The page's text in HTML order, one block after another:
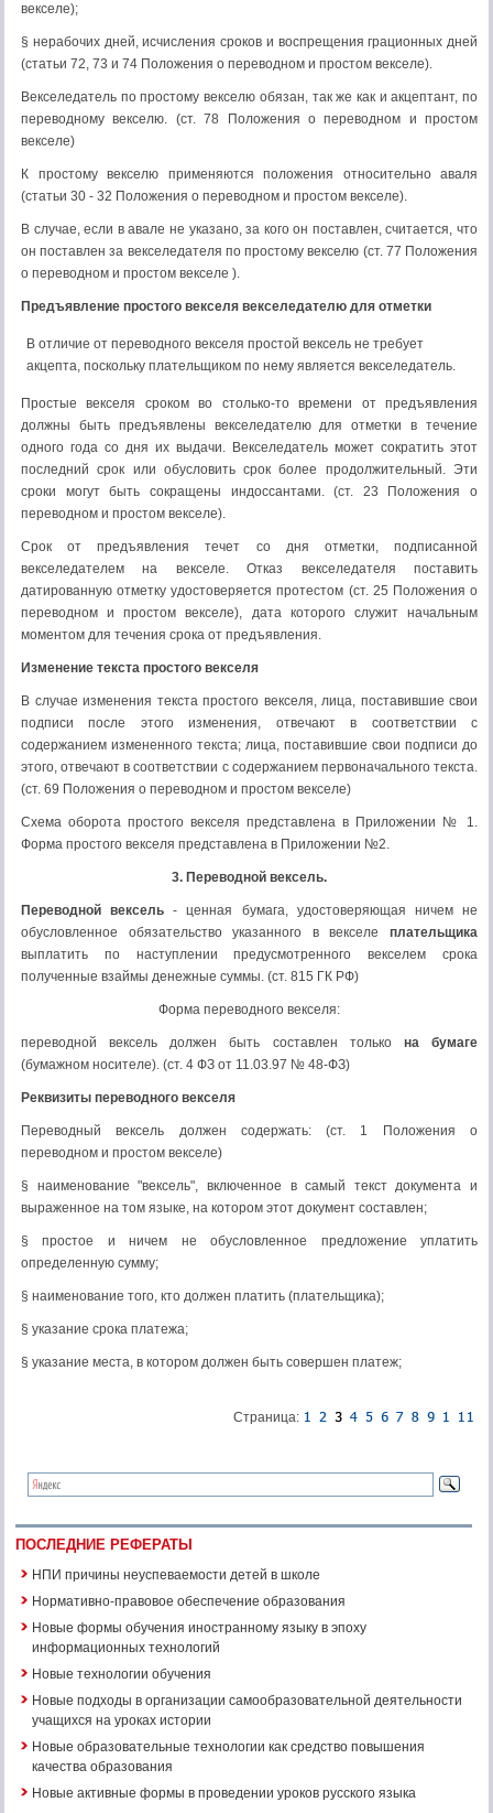
векселе);
§ нерабочих дней, исчисления сроков и воспрещения грационных дней
(статьи 72, 73 и 74 Положения о переводном и простом векселе).
Векселедатель по простому векселю обязан, так же как и акцептант, по
переводному векселю. (ст. 78 Положения о переводном и простом
векселе)
К простому векселю применяются положения относительно аваля
(статьи 30 - 32 Положения о переводном и простом векселе).
В случае, если в авале не указано, за кого он поставлен, считается, что
он поставлен за векселедателя по простому векселю (ст. 77 Положения
о переводном и простом векселе ).
Предъявление простого векселя векселедателю для отметки
В отличие от переводного векселя простой вексель не требует
акцепта, поскольку плательщиком по нему является векселедатель.
Простые векселя сроком во столько-то времени от предъявления
должны быть предъявлены векселедателю для отметки в течение
одного года со дня их выдачи. Векселедатель может сократить этот
последний срок или обусловить срок более продолжительный. Эти
сроки могут быть сокращены индоссантами. (ст. 23 Положения о
переводном и простом векселе).
Срок от предъявления течет со дня отметки, подписанной
векселедателем на векселе. Отказ векселедателя поставить
датированную отметку удостоверяется протестом (ст. 25 Положения о
переводном и простом векселе), дата которого служит начальным
моментом для течения срока от предъявления.
Изменение текста простого векселя
В случае изменения текста простого векселя, лица, поставившие свои
подписи после этого изменения, отвечают в соответствии с
содержанием измененного текста; лица, поставившие свои подписи до
этого, отвечают в соответствии с содержанием первоначального текста.
(ст. 69 Положения о переводном и простом векселе)
Схема оборота простого векселя представлена в Приложении № 1.
Форма простого векселя представлена в Приложении №2.
3. Переводной вексель.
Переводной вексель - ценная бумага, удостоверяющая ничем не
обусловленное обязательство указанного в векселе
плательщика
выплатить по наступлении предусмотренного векселем срока
полученные взаймы денежные суммы. (ст. 815 ГК РФ)
Форма переводного векселя:
переводной вексель должен быть составлен только на бумаге
(бумажном носителе). (ст. 4 ФЗ от 11.03.97 № 48-ФЗ)
Реквизиты переводного векселя
Переводный вексель должен содержать: (ст. 1 Положения о
переводном и простом векселе)
§ наименование "вексель", включенное в самый текст документа и
выраженное на том языке, на котором этот документ составлен;
§ простое и ничем не обусловленное предложение уплатить
определенную сумму;
§ наименование того, кто должен платить (плательщика);
§ указание срока платежа;
§ указание места, в котором должен быть совершен платеж;
Страница:
ПОСЛЕДНИЕ РЕФЕРАТЫ
НПИ причины неуспеваемости детей в школе
Нормативно-правовое обеспечение образования
Новые формы обучения иностранному языку в эпоху
информационных технологий
Новые технологии обучения
Новые подходы в организации самообразовательной деятельности
учащихся на уроках истории
Новые образовательные технологии как средство повышения
качества образования
Новые активные формы в проведении уроков русского языка